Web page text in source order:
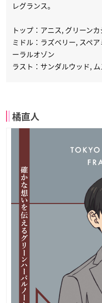
レグランス。
トップ：アニス, グリーン
ミドル：ラズベリー, スペ
ーラルオゾン
ラスト：サンダルウッド,
橘直人